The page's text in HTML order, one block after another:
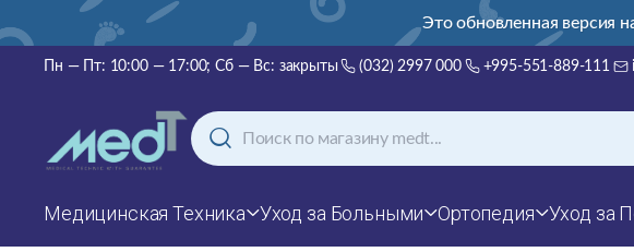
русский и английский! Это обновленная версия
Пн — Пт: 10:00 — 17:00; Сб — Вс: закрыты (032) 2997 000 +995-551-889-111
Медицинская Техника Уход за Больными Ортопедия Уход за